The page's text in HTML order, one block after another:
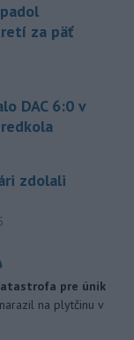
za päť
DAC 6:0 v
zdolali
pre únik
na plytčinu v